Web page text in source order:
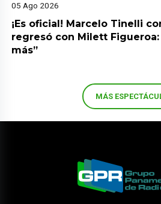
05 Ago 2026
¡Es oficial! Marcelo Tinelli
regresó con Milett Figueroa:
más”
MÁS